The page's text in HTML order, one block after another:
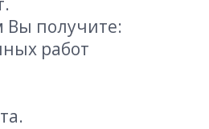
Вы получите:
работ